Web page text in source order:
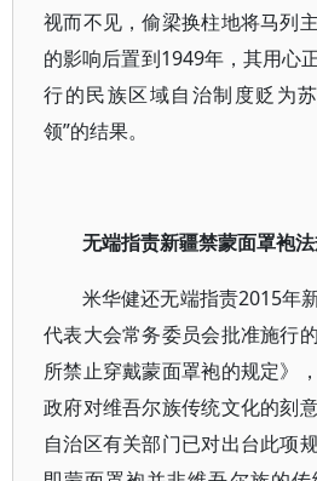
视而不见，偷梁换柱地将马列
的影响后置到1949年，其用心
行的民族区域自治制度贬为
领”的结果。
无端指责新疆禁蒙面罩袍
米华健还无端指责2015年
代表大会常务委员会批准施行
所禁止穿戴蒙面罩袍的规定》
政府对维吾尔族传统文化的刻
自治区有关部门已对出台此项